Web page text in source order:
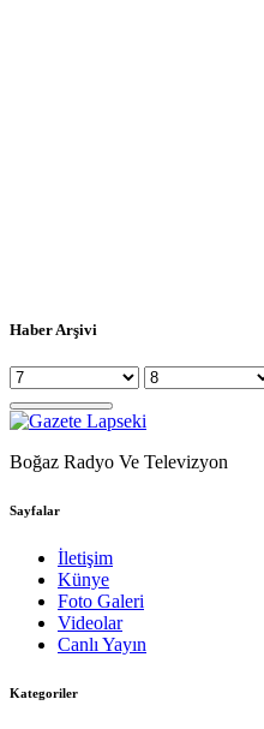
Haber Arşivi
Boğaz Radyo Ve Televizyon
Sayfalar
İletişim
Künye
Foto Galeri
Videolar
Canlı Yayın
Kategoriler